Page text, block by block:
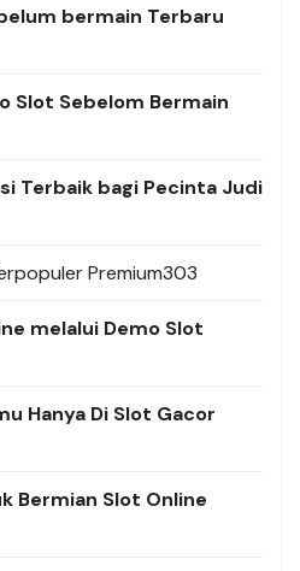
bermain Terbaru
Slot Sebelom Bermain
Terbaik bagi Pecinta Judi
Premium303
melalui Demo Slot
Hanya Di Slot Gacor
Bermian Slot Online